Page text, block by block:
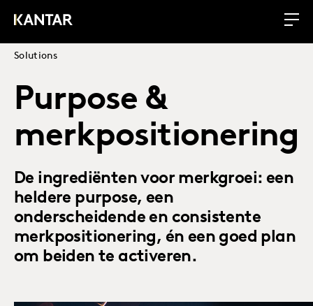
Solutions
Purpose &
merkpositionering
De ingrediënten voor merkgroei: een
heldere purpose, een
onderscheidende en consistente
merkpositionering, én een goed plan
om beiden te activeren.